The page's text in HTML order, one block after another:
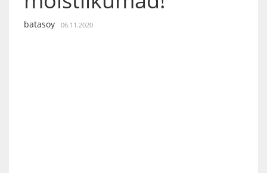
batasoy 06.11.2020